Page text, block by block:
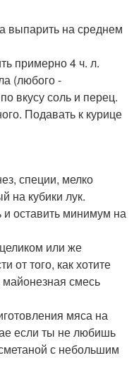
выпарить на среднем
примерно 4 ч. л.
(любого -
вкусу соль и перец.
Подавать к курице
специи, мелко
на кубики лук.
и оставить минимум на
или же
от того, как хотите
смесь
мяса на
если ты не любишь
с небольшим